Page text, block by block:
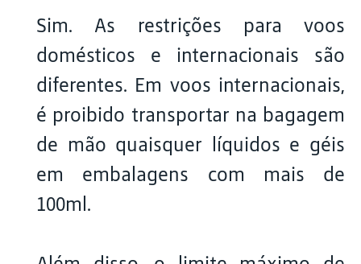
Sim. As restrições para voos
domésticos e internacionais são
diferentes. Em voos internacionais,
é proibido transportar na bagagem
de mão quaisquer líquidos e géis
em embalagens com mais de
100ml.